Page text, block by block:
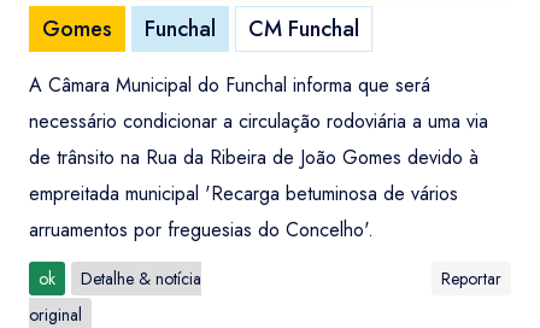
Gomes
Funchal CM Funchal
A Câmara Municipal do Funchal informa que será
necessário condicionar a circulação rodoviária a uma via
de trânsito na Rua da Ribeira de João Gomes devido à
empreitada municipal 'Recarga betuminosa de vários
arruamentos por freguesias do Concelho'.
ok
Detalhe & notícia
original
Reportar